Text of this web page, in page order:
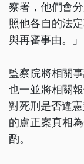
察署，他們會
照他各自的法
與再審事由。」
監察院將相關
也一並將相關
對死刑是否違
的盧正案真相
酌。